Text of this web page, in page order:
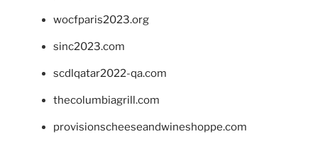
wocfparis2023.org
sinc2023.com
scdlqatar2022-qa.com
thecolumbiagrill.com
provisionscheeseandwineshoppe.com